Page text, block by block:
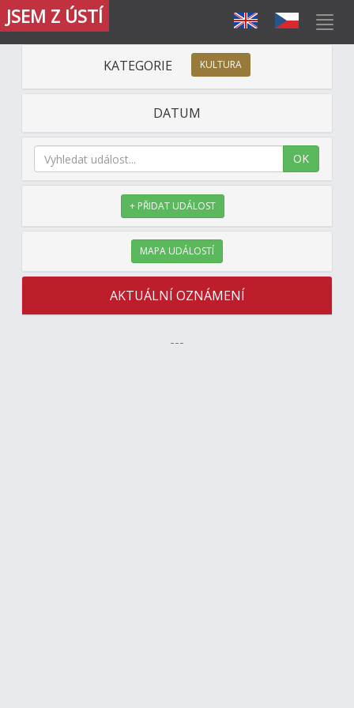
JSEM Z ÚSTÍ
KATEGORIE KULTURA
DATUM
OK
+ PŘIDAT UDÁLOST
MAPA UDÁLOSTÍ
AKTUÁLNÍ OZNÁMENÍ
---